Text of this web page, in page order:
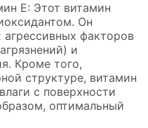
E: Этот витамин
Он
факторов
и
Кроме того,
структуре, витамин
с поверхности
оптимальный